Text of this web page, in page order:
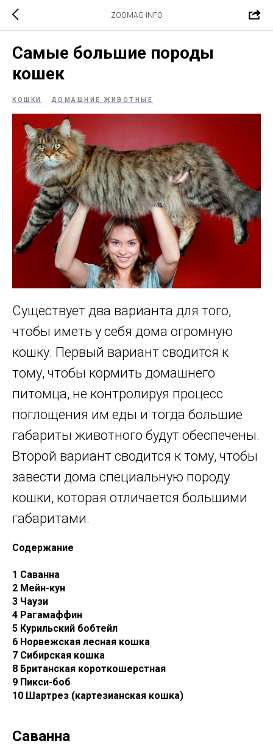
ZOOMAG-INFO
Самые большие породы
кошек
КОШКИ ДОМАШНИЕ ЖИВОТНЫЕ
Существует два варианта для того,
чтобы иметь у себя дома огромную
кошку. Первый вариант сводится к
тому, чтобы кормить домашнего
питомца, не контролируя процесс
поглощения им еды и тогда большие
габариты животного будут обеспечены.
Второй вариант сводится к тому, чтобы
завести дома специальную породу
кошки, которая отличается большими
габаритами.
Содержание
1 Саванна
2 Мейн-кун
3 Чаузи
4 Рагамаффин
5 Курильский бобтейл
6 Норвежская лесная кошка
7 Сибирская кошка
8 Британская короткошерстная
9 Пикси-боб
10 Шартрез (картезианская кошка)
Саванна